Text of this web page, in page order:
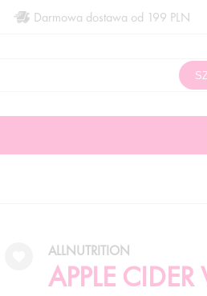
Darmowa dostawa od 199 PLN
APPLE
ALLNUTRITION